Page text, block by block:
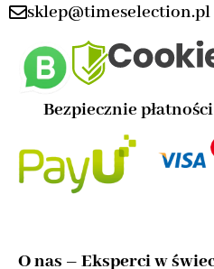
sklep@timeselection.pl
Bezpiecznie płatności
O nas – Eksperci w